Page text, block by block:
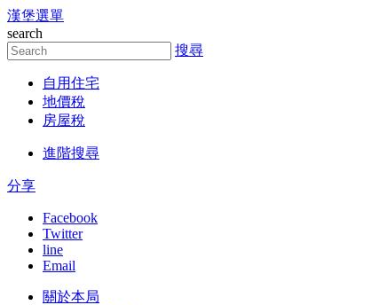
跳到主要內容區塊
漢堡選單
search
搜尋
自用住宅
地價稅
房屋稅
進階搜尋
分享
Facebook
Twitter
line
Email
關於本局